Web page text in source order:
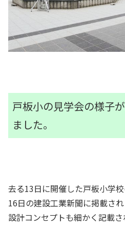
戸板小の見学会の様子
ました。
去る13日に開催した戸板小学
16日の建設工業新聞に掲載され
設計コンセプトも細かく記載さ